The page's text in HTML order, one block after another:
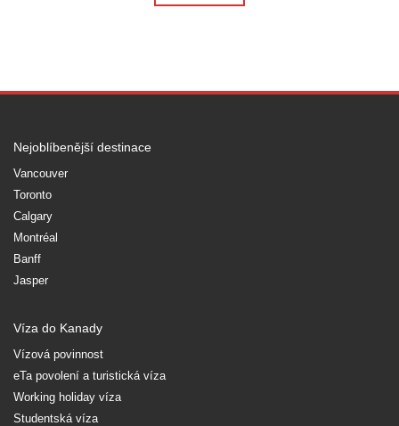
Nejoblíbenější destinace
Vancouver
Toronto
Calgary
Montréal
Banff
Jasper
Víza do Kanady
Vízová povinnost
eTa povolení a turistická víza
Working holiday víza
Studentská víza